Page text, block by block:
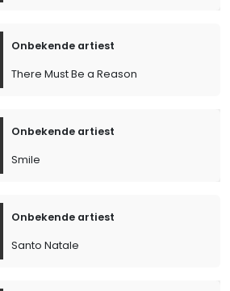
Onbekende artiest
There Must Be a Reason
Onbekende artiest
Smile
Onbekende artiest
Santo Natale